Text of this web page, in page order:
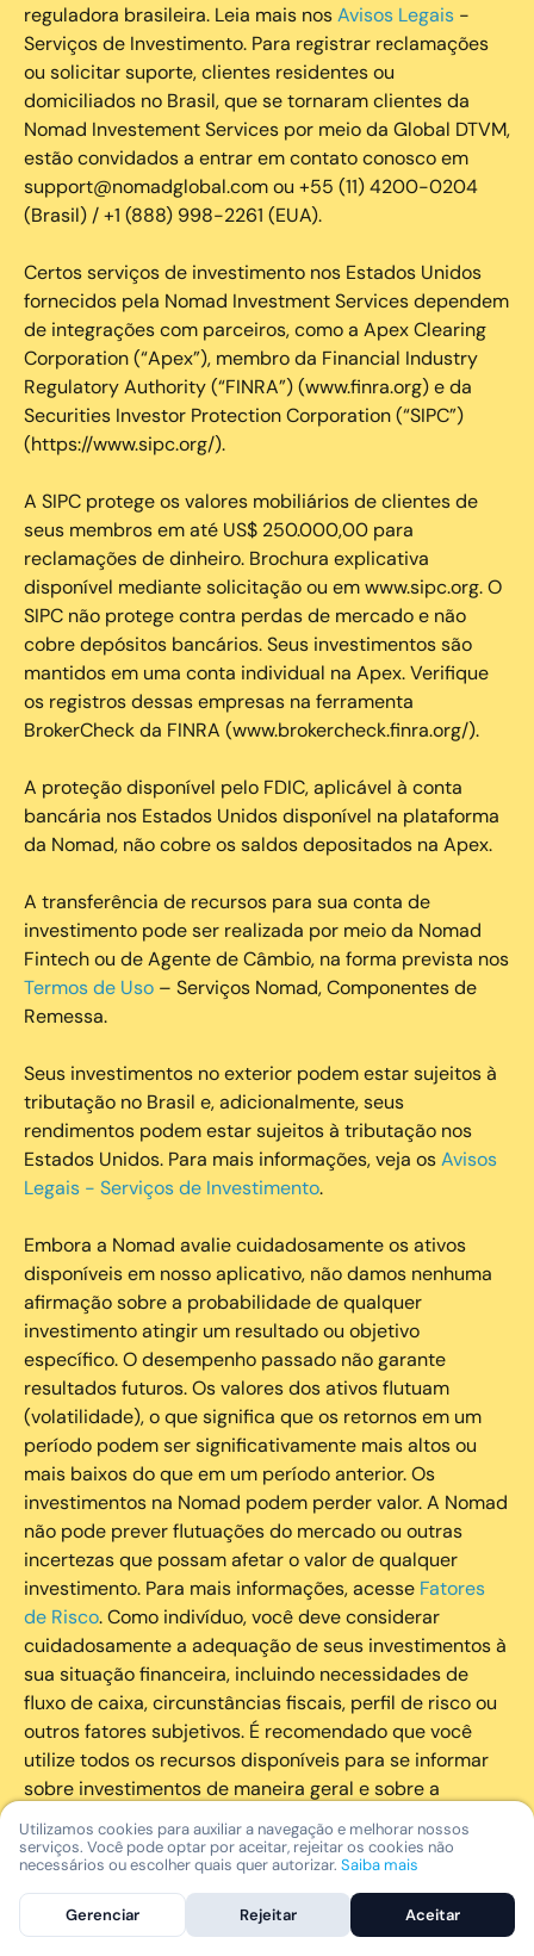
reguladora brasileira. Leia mais nosAvisos Legais -
Serviços de Investimento. Para registrar reclamações
ou solicitar suporte, clientes residentes ou
domiciliados no Brasil, que se tornaram clientes da
Nomad Investement Services por meio da Global DTVM,
estão convidados a entrar em contato conosco em
support@nomadglobal.com ou +55 (11) 4200-0204
(Brasil) / +1 (888) 998-2261 (EUA).
Certos serviços de investimento nos Estados Unidos
fornecidos pela Nomad Investment Services dependem
de integrações com parceiros, como a Apex Clearing
Corporation (“Apex”), membro da Financial Industry
Regulatory Authority (“FINRA”) (www.finra.org) e da
Securities Investor Protection Corporation (“SIPC”)
(https://www.sipc.org/).
A SIPC protege os valores mobiliários de clientes de
seus membros em até US$ 250.000,00 para
reclamações de dinheiro. Brochura explicativa
disponível mediante solicitação ou em www.sipc.org. O
SIPC não protege contra perdas de mercado e não
cobre depósitos bancários. Seus investimentos são
mantidos em uma conta individual na Apex. Verifique
os registros dessas empresas na ferramenta
BrokerCheck da FINRA (www.brokercheck.finra.org/).
A proteção disponível pelo FDIC, aplicável à conta
bancária nos Estados Unidos disponível na plataforma
da Nomad, não cobre os saldos depositados na Apex.
A transferência de recursos para sua conta de
investimento pode ser realizada por meio da Nomad
Fintech ou de Agente de Câmbio, na forma prevista nos
Termos de Uso – Serviços Nomad, Componentes de
Remessa.
Seus investimentos no exterior podem estar sujeitos à
tributação no Brasil e, adicionalmente, seus
rendimentos podem estar sujeitos à tributação nos
Estados Unidos. Para mais informações, veja osAvisos
Legais - Serviços de Investimento.
Embora a Nomad avalie cuidadosamente os ativos
disponíveis em nosso aplicativo, não damos nenhuma
afirmação sobre a probabilidade de qualquer
investimento atingir um resultado ou objetivo
específico. O desempenho passado não garante
resultados futuros. Os valores dos ativos flutuam
(volatilidade), o que significa que os retornos em um
período podem ser significativamente mais altos ou
mais baixos do que em um período anterior. Os
investimentos na Nomad podem perder valor. A Nomad
não pode prever flutuações do mercado ou outras
incertezas que possam afetar o valor de qualquer
investimento. Para mais informações, acesse Fatores
de Risco. Como indivíduo, você deve considerar
cuidadosamente a adequação de seus investimentos à
sua situação financeira, incluindo necessidades de
fluxo de caixa, circunstâncias fiscais, perfil de risco ou
outros fatores subjetivos. É recomendado que você
utilize todos os recursos disponíveis para se informar
sobre investimentos de maneira geral e sobre a
composição geral de seu portfólio. Questões fiscais ou
legais relativas aos investimentos realizados através da
Nomad devem ser obtidas pelos próprios clientes. A
Nomad e suas afiliadas não fornecem nenhum tipo de
aconselhamento legal ou fiscal.
Utilizamos cookies para auxiliar a navegação e melhorar nossos
serviços. Você pode optar por aceitar, rejeitar os cookies não
necessários ou escolher quais quer autorizar. Saiba mais
Gerenciar Rejeitar Aceitar